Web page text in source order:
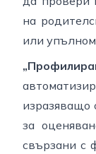
на
или
изразяващо
за
свързани с